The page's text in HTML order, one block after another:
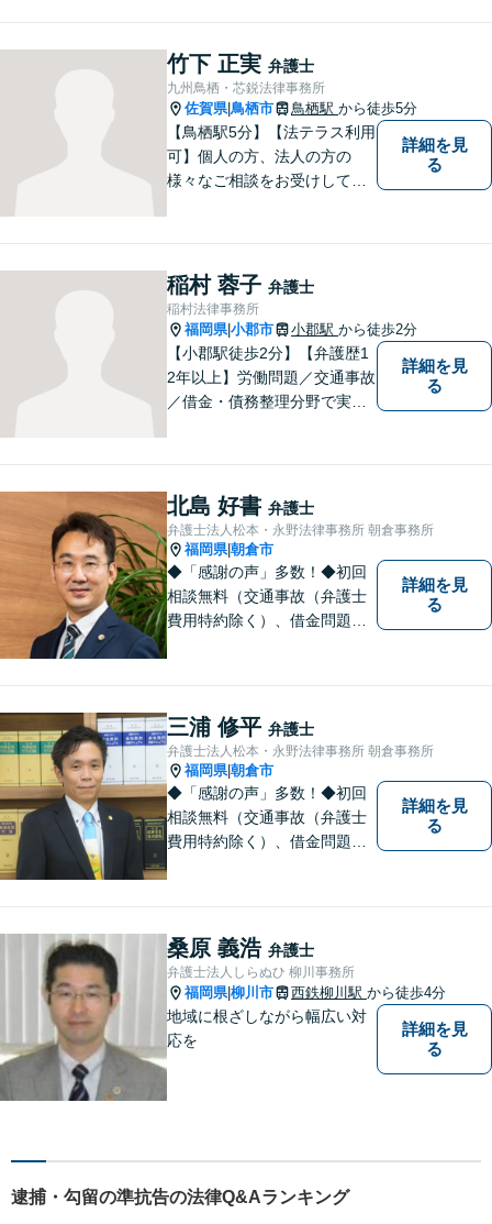
竹下 正実 弁護士
九州鳥栖・芯鋭法律事務所
佐賀県|鳥栖市 鳥栖駅 から徒歩5分
【鳥栖駅5分】【法テラス利用
可】個人の方、法人の方の
様々なご相談をお受けしてお
案いたします。【債務整理・
残業代請求については初回面
談無料】【土日祝・夜間相談
可】
詳細を見
る
稲村 蓉子 弁護士
稲村法律事務所
福岡県|小郡市 小郡駅 から徒歩2分
【小郡駅徒歩2分】【弁護歴1
2年以上】労働問題／交通事故
／借金・債務整理分野で実績
笑顔と元気を取り戻し、新た
な第一歩を踏み出せるよう、
最大限尽力します。
詳細を見
る
北島 好書 弁護士
弁護士法人松本・永野法律事務所 朝倉事務所
福岡県|朝倉市
◆「感謝の声」多数！◆初回
相談無料（交通事故（弁護士
費用特約除く）、借金問題、
◆11260件の相談実績（令和1
～7年合計）
詳細を見
る
三浦 修平 弁護士
弁護士法人松本・永野法律事務所 朝倉事務所
福岡県|朝倉市
◆「感謝の声」多数！◆初回
相談無料（交通事故（弁護士
費用特約除く）、借金問題、
績（令和1～7年合計）
詳細を見
る
桑原 義浩 弁護士
弁護士法人しらぬひ 柳川事務所
福岡県|柳川市 西鉄柳川駅 から徒歩4分
地域に根ざしながら幅広い対
応を
詳細を見
る
逮捕・勾留の準抗告の法律Q&Aランキング